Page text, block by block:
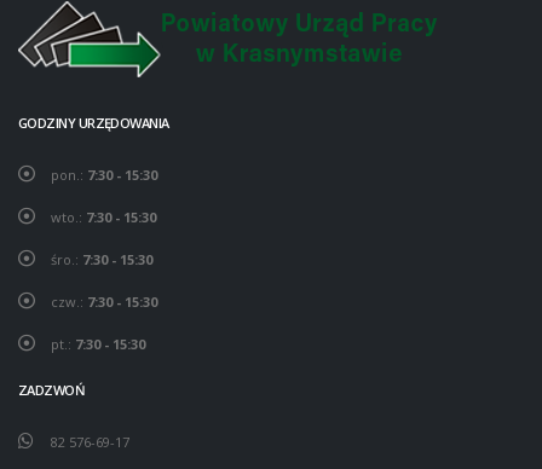
GODZINY URZĘDOWANIA
pon.: 7:30 - 15:30
wto.: 7:30 - 15:30
śro.: 7:30 - 15:30
czw.: 7:30 - 15:30
pt.: 7:30 - 15:30
ZADZWOŃ
82 576-69-17